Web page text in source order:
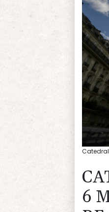
Catedral
6